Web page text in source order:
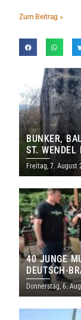
Zum Beitrag »
BUNKER,
ST. WENDEL
DENKMALS
Freitag, 7. August
40 JUNGE
DEUTSCH-
THOLEY
Donnerstag, 6.